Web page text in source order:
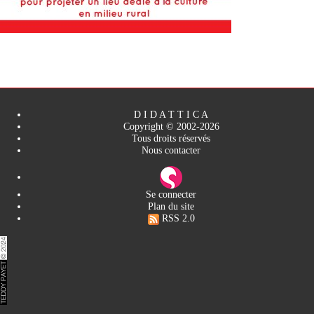
D I D A T T I C A
Copyright © 2002-2026
Tous droits réservés
Nous contacter
Se connecter
Plan du site
RSS 2.0